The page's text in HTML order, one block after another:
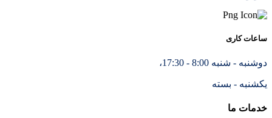
ساعات کاری
دوشنبه - شنبه 8:00 - 17:30،
یکشنبه - بسته
خدمات ما